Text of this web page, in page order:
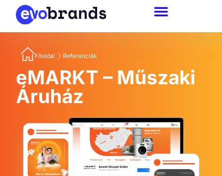
Főoldal Referenciák
eMARKT – Műszaki
Áruház